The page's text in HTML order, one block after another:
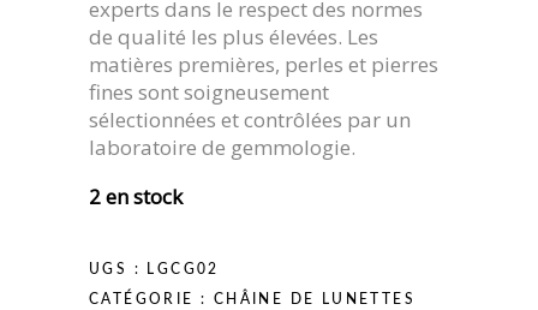
experts dans le respect des normes
de qualité les plus élevées. Les
matières premières, perles et pierres
fines sont soigneusement
sélectionnées et contrôlées par un
laboratoire de gemmologie.
2 en stock
UGS : LGCG02
CATÉGORIE : CHÂINE DE LUNETTES